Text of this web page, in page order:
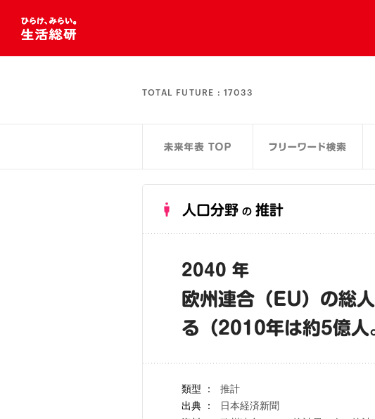
TOTAL FUTURE : 17033
人口分野 の 推計
2040 年
欧州連合（EU）の総
る（2010年は約5億
類型 ：
推計
出典 ：
日本経済新聞